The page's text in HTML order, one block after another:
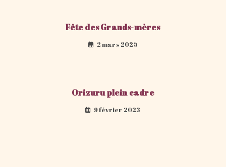
Fête des Grands-mères
2 mars 2025
Orizuru plein cadre
9 février 2023